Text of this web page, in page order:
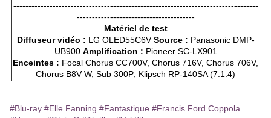
---------------------------------------------------------------------------------
---------------------------------------
Matériel de test
Diffuseur vidéo : LG OLED55C6VSource : Panasonic DMP-
UB900 Amplification : Pioneer SC-LX901
Enceintes : Focal Chorus CC700V, Chorus 716V, Chorus 706V,
Chorus B8V W, Sub 300P; Klipsch RP-140SA (7.1.4)
#Blu-ray #Elle Fanning #Fantastique #Francis Ford Coppola